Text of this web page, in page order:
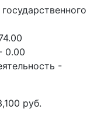
0.00
-
руб.